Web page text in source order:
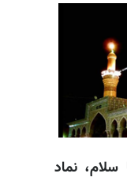
نماد